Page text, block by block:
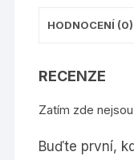
HODNOCENÍ (0)
RECENZE
Zatím zde
Buďte první,